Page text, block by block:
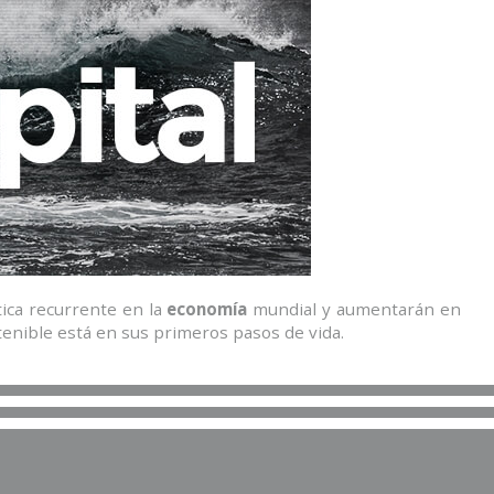
recurrente en la economía mundial y aumentarán en
está en sus primeros pasos de vida.